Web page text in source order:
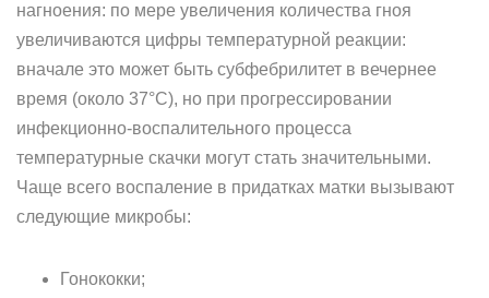
нагноения: по мере увеличения количества гноя
увеличиваются цифры температурной реакции:
вначале это может быть субфебрилитет в вечернее
время (около 37°C), но при прогрессировании
инфекционно-воспалительного процесса
температурные скачки могут стать значительными.
Чаще всего воспаление в придатках матки вызывают
следующие микробы:
Гонококки;